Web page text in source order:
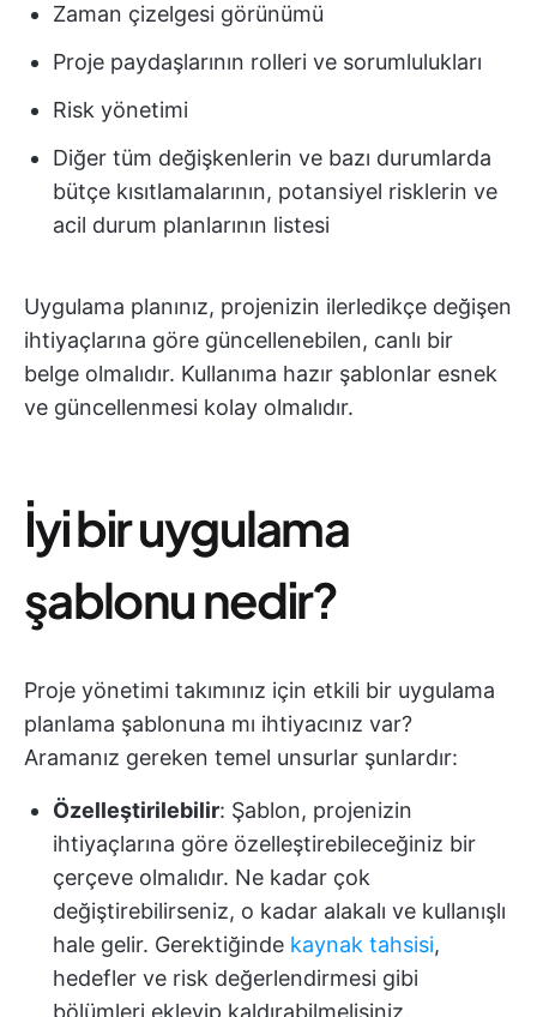
Zaman çizelgesi görünümü
Proje paydaşlarının rolleri ve sorumlulukları
Risk yönetimi
Diğer tüm değişkenlerin ve bazı durumlarda
bütçe kısıtlamalarının, potansiyel risklerin ve
acil durum planlarının listesi
Uygulama planınız, projenizin ilerledikçe değişen
ihtiyaçlarına göre güncellenebilen, canlı bir
belge olmalıdır. Kullanıma hazır şablonlar esnek
ve güncellenmesi kolay olmalıdır.
İyi bir uygulama
şablonu nedir?
Proje yönetimi takımınız için etkili bir uygulama
planlama şablonuna mı ihtiyacınız var?
Aramanız gereken temel unsurlar şunlardır:
Özelleştirilebilir: Şablon, projenizin
ihtiyaçlarına göre özelleştirebileceğiniz bir
çerçeve olmalıdır. Ne kadar çok
değiştirebilirseniz, o kadar alakalı ve kullanışlı
hale gelir. Gerektiğinde kaynak tahsisi,
hedefler ve risk değerlendirmesi gibi
bölümleri ekleyip kaldırabilmelisiniz.